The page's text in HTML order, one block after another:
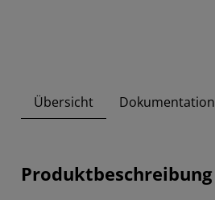
Übersicht Dokumentation
Produktbeschreibung